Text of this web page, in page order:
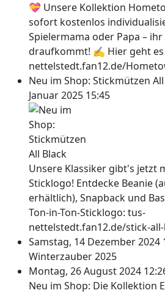
💝 Unsere Kollektion
sofort kostenlos
Spielermama oder Papa –
draufkommt! ✍ Hier geht es
nettelstedt.fan12.de/
Neu im Shop: Stickmützen
Januar 2025 15:45
Unsere Klassiker gibt's jetzt
Sticklogo! Entdecke Beanie
erhältlich), Snapback und
Ton-in-Ton-Sticklogo: tus-
nettelstedt.fan12.de/stick-
Samstag, 14 Dezember 2024
Winterzauber 2025
Montag, 26 August 2024
Neu im Shop: Die Kollektion